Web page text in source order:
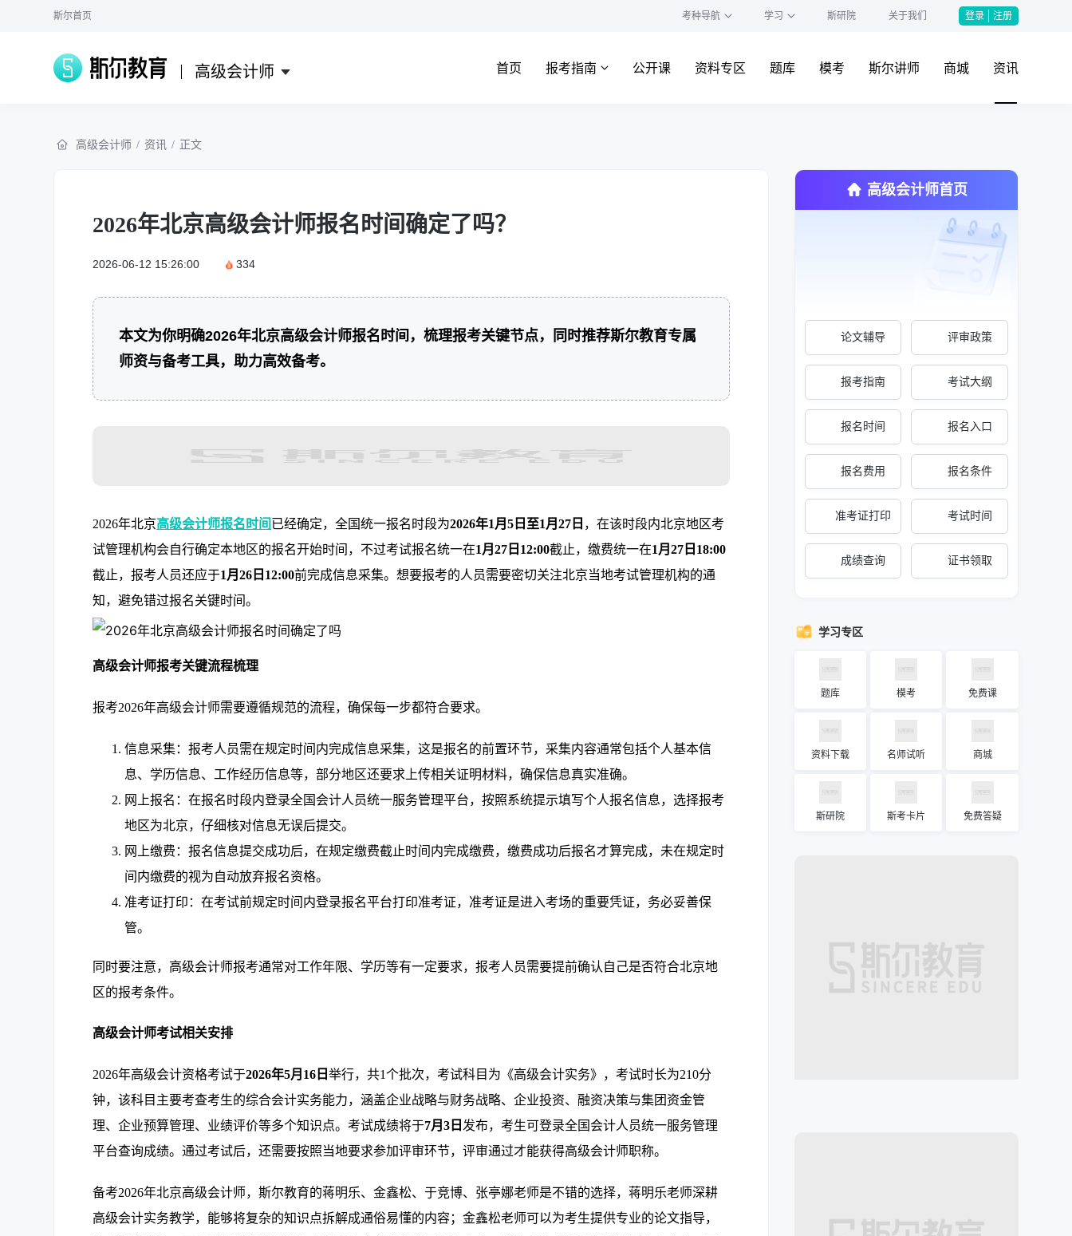
斯尔首页 考种导航 学习 斯研院 关于我们 登录 注册
高级会计师 首页 报考指南 公开课 资料专区 题库 模考 斯尔讲师 商城 资讯
高级会计师 / 资讯 / 正文
2026年北京高级会计师报名时间确定了吗？
2026-06-12 15:26:00 334
本文为你明确2026年北京高级会计师报名时间，梳理报考关键节点，同时推荐斯尔教育专属
师资与备考工具，助力高效备考。
2026年北京高级会计师报名时间 已经确定，全国统一报名时段为2026年1月5日至1月27日 ，在该时段内北京地区考
试管理机构会自行确定本地区的报名开始时间，不过考试报名统一在1月27日12:00截止，缴费统一在1月27日18:00
截止，报考人员还应于1月26日12:00前完成信息采集。想要报考的人员需要密切关注北京当地考试管理机构的通
知，避免错过报名关键时间。
高级会计师报考关键流程梳理
报考2026年高级会计师需要遵循规范的流程，确保每一步都符合要求。
信息采集：报考人员需在规定时间内完成信息采集，这是报名的前置环节，采集内容通常包括个人基本信
息、学历信息、工作经历信息等，部分地区还要求上传相关证明材料，确保信息真实准确。
网上报名：在报名时段内登录全国会计人员统一服务管理平台，按照系统提示填写个人报名信息，选择报考
地区为北京，仔细核对信息无误后提交。
网上缴费：报名信息提交成功后，在规定缴费截止时间内完成缴费，缴费成功后报名才算完成，未在规定时
间内缴费的视为自动放弃报名资格。
准考证打印：在考试前规定时间内登录报名平台打印准考证，准考证是进入考场的重要凭证，务必妥善保
管。
同时要注意，高级会计师报考通常对工作年限、学历等有一定要求，报考人员需要提前确认自己是否符合北京地
区的报考条件。
高级会计师考试相关安排
2026年高级会计资格考试于2026年5月16日举行，共1个批次，考试科目为《高级会计实务》，考试时长为210分
钟，该科目主要考查考生的综合会计实务能力，涵盖企业战略与财务战略、企业投资、融资决策与集团资金管
理、企业预算管理、业绩评价等多个知识点。考试成绩将于7月3日 发布，考生可登录全国会计人员统一服务管理
平台查询成绩。通过考试后，还需要按照当地要求参加评审环节，评审通过才能获得高级会计师职称。
备考2026年北京高级会计师，斯尔教育的蒋明乐、金鑫松、于竞博、张亭娜老师是不错的选择，蒋明乐老师深耕
高级会计实务教学，能够将复杂的知识点拆解成通俗易懂的内容；金鑫松老师可以为考生提供专业的论文指导，
高级会计师首页
论文辅导 评审政策
报考指南 考试大纲
报名时间 报名入口
报名费用 报名条件
准考证打印 考试时间
成绩查询 证书领取
学习专区
题库 模考 免费课
资料下载 名师试听 商城
斯研院 斯考卡片 免费答疑